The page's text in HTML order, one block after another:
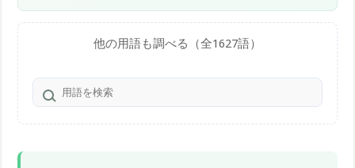
他の用語も調べる（全1627語）